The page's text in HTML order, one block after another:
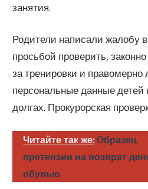
занятия.
Родители написали жалобу в
просьбой проверить,
за тренировки и правомерно
персональные данные детей
долгах. Прокурорская
Читайте так же: Образец
претензии на возврат
обувью